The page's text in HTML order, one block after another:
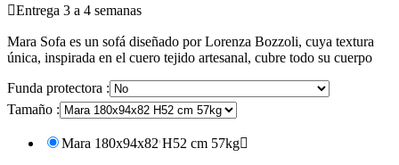
Entrega 3 a 4 semanas
Mara Sofa es un sofá diseñado por Lorenza Bozzoli, cuya textura
única, inspirada en el cuero tejido artesanal, cubre todo su cuerpo
Funda protectora :
Tamaño :
Mara 180x94x82 H52 cm 57kg